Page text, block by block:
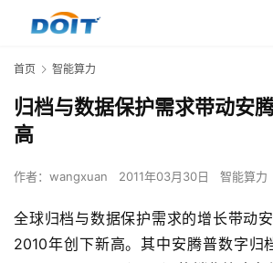
首页 智能算力
归档与数据保护需求带动安
高
作者： wangxuan 2011年03月30日 智能算力
全球归档与数据保护需求的增长带动
2010年创下新高。其中安腾普数字归